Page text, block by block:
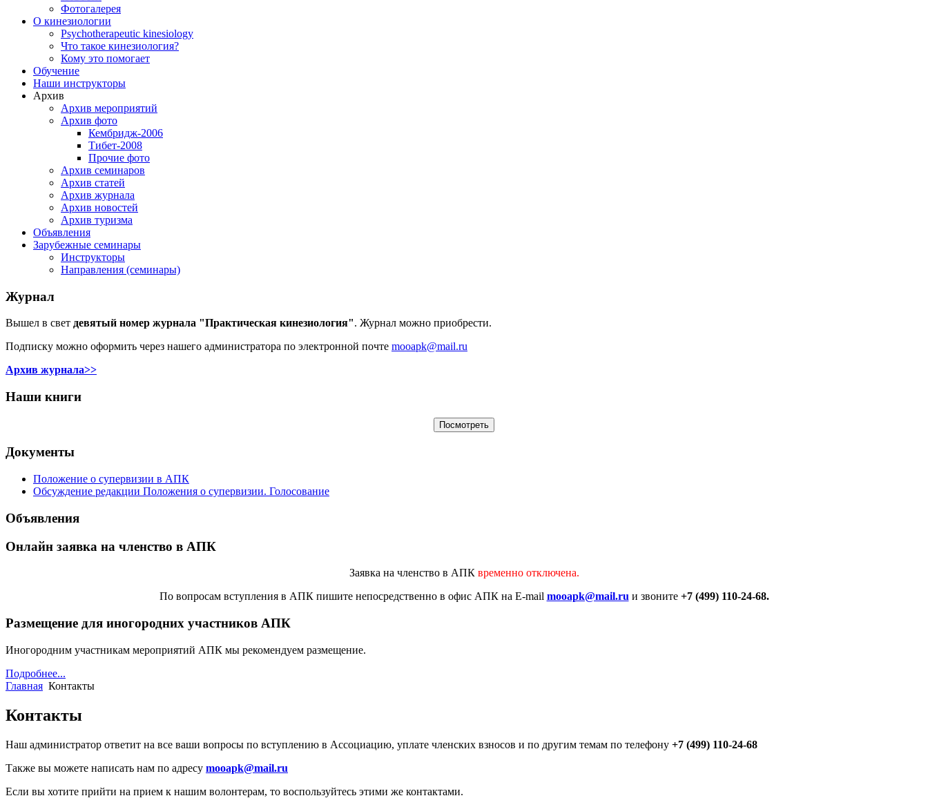
Фотогалерея
О кинезиологии
Psychotherapeutic kinesiology
Что такое кинезиология?
Кому это помогает
Обучение
Наши инструкторы
Архив
Архив мероприятий
Архив фото
Кембридж-2006
Тибет-2008
Прочие фото
Архив семинаров
Архив статей
Архив журнала
Архив новостей
Архив туризма
Объявления
Зарубежные семинары
Инструкторы
Направления (семинары)
Журнал
Вышел в свет девятый номер журнала "Практическая кинезиология". Журнал можно приобрести.
Подписку можно оформить через нашего администратора по электронной почте mooapk@mail.ru
Архив журнала>>
Наши книги
Документы
Положение о супервизии в АПК
Обсуждение редакции Положения о супервизии. Голосование
Объявления
Онлайн заявка на членство в АПК
Заявка на членство в АПК временно отключена.
По вопросам вступления в АПК пишите непосредственно в офис АПК на E-mail mooapk@mail.ru и звоните+7 (499) 110-24-68.
Размещение для иногородних участников АПК
Иногородним участникам мероприятий АПК мы рекомендуем размещение.
Подробнее...
Главная Контакты
Контакты
Наш администратор ответит на все ваши вопросы по вступлению в Ассоциацию, уплате членских взносов и по другим темам по телефону +7 (499) 110-24-68
Также вы можете написать нам по адресу mooapk@mail.ru
Если вы хотите прийти на прием к нашим волонтерам, то воспользуйтесь этими же контактами.